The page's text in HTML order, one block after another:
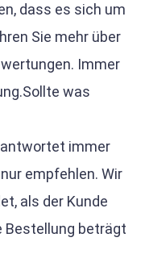
dass es sich um
Sie mehr über
Immer
was
immer
empfehlen. Wir
als der Kunde
Bestellung beträgt